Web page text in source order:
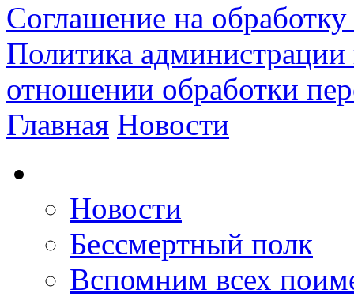
Соглашение на
Политика
отношении обработки
Главная Новости
Новости
Бессмертный полк
Вспомним всех